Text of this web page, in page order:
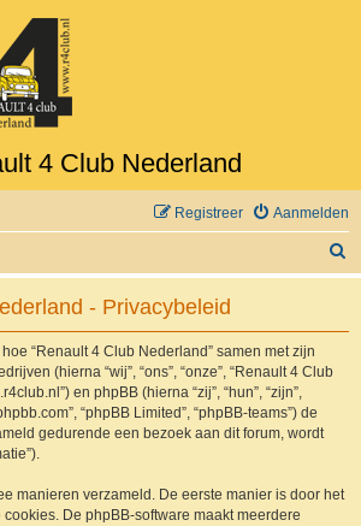
4 Club Nederland
Aanmelden
Registreer
o
- Privacybeleid
“Renault 4 Club Nederland” samen met zijn
(hierna “wij”, “ons”, “onze”, “Renault 4 Club
en phpBB (hierna “zij”, “hun”, “zijn”,
“phpBB Limited”, “phpBB-teams”) de
gedurende een bezoek aan dit forum, wordt
manieren verzameld. De eerste manier is door het
De phpBB-software maakt meerdere